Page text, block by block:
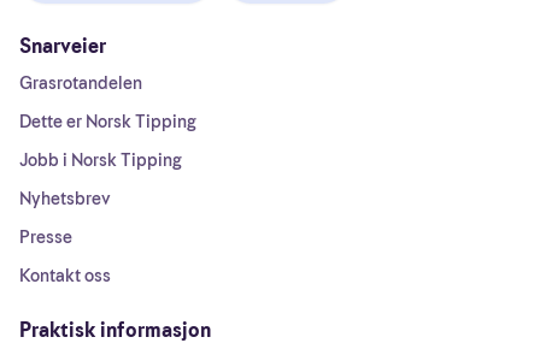
Snarveier
Grasrotandelen
Dette er Norsk Tipping
Jobb i Norsk Tipping
Nyhetsbrev
Presse
Kontakt oss
Praktisk informasjon